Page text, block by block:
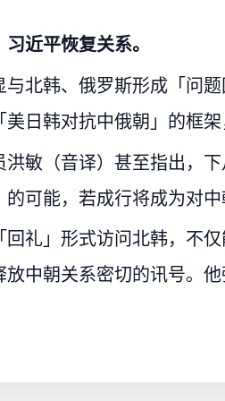
近平恢复关系。
北韩、俄罗斯形成「问
日韩对抗中俄朝」的框架
敏（音译）甚至指出，
可能，若成行将成为对中
礼」形式访问北韩，不
中朝关系密切的讯号。